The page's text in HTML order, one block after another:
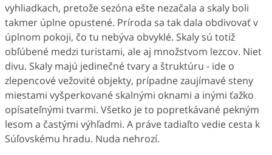
vyhliadkach, pretože sezóna ešte nezačala a skaly boli
takmer úplne opustené. Príroda sa tak dala obdivovať v
úplnom pokoji, čo tu nebýva obvyklé. Skaly sú totiž
obľúbené medzi turistami, ale aj množstvom lezcov. Niet
divu. Skaly majú jedinečné tvary a štruktúru - ide o
zlepencové vežovité objekty, prípadne zaujímavé steny
miestami vyšperkované skalnými oknami a inými ťažko
opísateľnými tvarmi. Všetko je to popretkávané pekným
lesom a častými výhľadmi. A práve tadiaľto vedie cesta k
Súľovskému hradu. Nuda nehrozí.